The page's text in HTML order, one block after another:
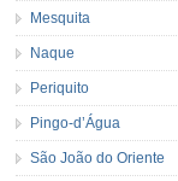
Mesquita
Naque
Periquito
Pingo-d’Água
São João do Oriente